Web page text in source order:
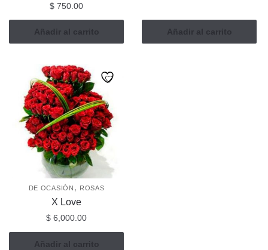
$ 750.00
Añadir al carrito Añadir al carrito
DE OCASIÓN , ROSAS
X Love
$ 6,000.00
Añadir al carrito